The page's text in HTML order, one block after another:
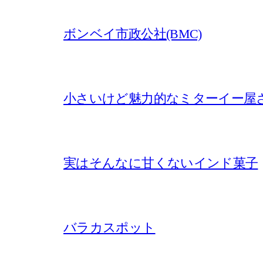
ボンベイ市政公社(BMC)
小さいけど魅力的なミターイー屋
実はそんなに甘くないインド菓子
バラカスポット